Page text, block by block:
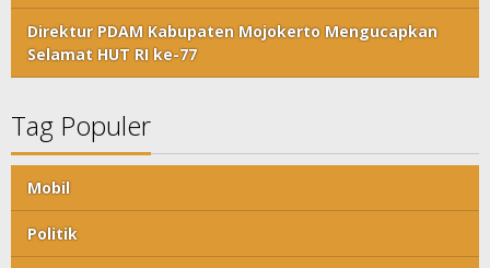
Direktur PDAM Kabupaten Mojokerto Mengucapkan
Selamat HUT RI ke-77
Tag Populer
Mobil
Politik